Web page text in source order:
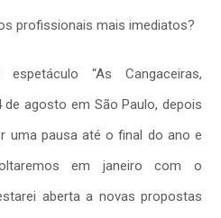
profissionais mais imediatos?
“As Cangaceiras,
de agosto em São Paulo, depois
uma pausa até o final do ano e
em janeiro com o
aberta a novas propostas